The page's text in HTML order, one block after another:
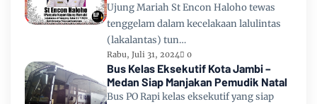
Ujung Mariah St Encon Haloho tewas
tenggelam dalam kecelakaan lalulintas
(lakalantas) tun…
Rabu, Juli 31, 2024 0
Bus Kelas Eksekutif Kota Jambi –
Medan Siap Manjakan Pemudik Natal
Bus PO Rapi kelas eksekutif yang siap